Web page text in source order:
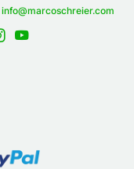
info@marcoschreier.com